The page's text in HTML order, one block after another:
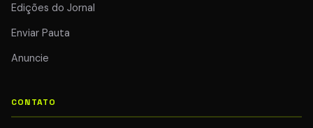
Edições do Jornal
Enviar Pauta
Anuncie
CONTATO